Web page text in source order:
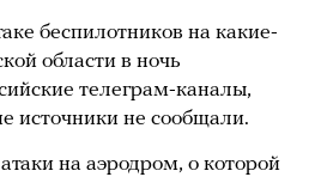
беспилотников на какие-
области в ночь
телеграм-каналы,
источники не сообщали.
на аэродром, о которой